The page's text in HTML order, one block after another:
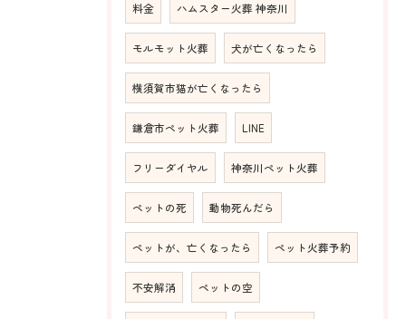
料金 ハムスター火葬 神奈川
モルモット火葬 犬が亡くなったら
横須賀市猫が亡くなったら
鎌倉市ペット火葬 LINE
フリーダイヤル 神奈川ペット火葬
ペットの死 動物死んだら
ペットが、亡くなったら ペット火葬予約
不安解消 ペットの空